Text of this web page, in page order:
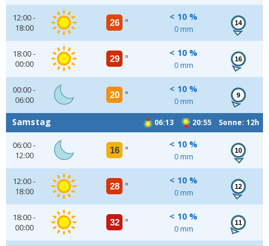
12:00 -
18:00
26 °
< 10 %
0 mm
14
18:00 -
00:00
29 °
< 10 %
0 mm
16
00:00 -
06:00
20 °
< 10 %
0 mm
9
06:13 20:55 Sonne: 12h
Samstag
06:00 -
12:00
16 °
< 10 %
0 mm
10
12:00 -
18:00
28 °
< 10 %
0 mm
12
18:00 -
00:00
32 °
< 10 %
0 mm
11